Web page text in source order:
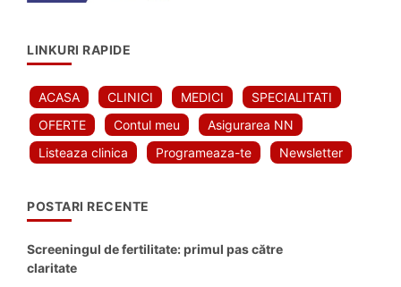
LINKURI RAPIDE
ACASA CLINICI MEDICI
SPECIALITATI
OFERTE
Contul meu
Asigurarea NN
Listeaza clinica
Programeaza-te Newsletter
POSTARI RECENTE
Screeningul de fertilitate: primul pas către
claritate